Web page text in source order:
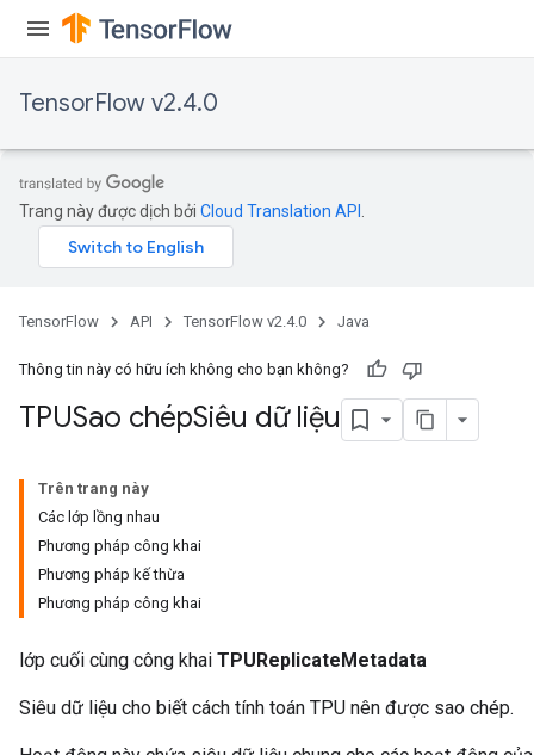
TensorFlow v2.4.0
Trang này được dịch bởi Cloud Translation API
TensorFlow API TensorFlow v2.4.0 Java
Thông tin này có hữu ích không cho bạn không?
TPUSao chépSiêu dữ liệu
Trên trang này
Các lớp lồng nhau
Phương pháp công khai
Phương pháp kế thừa
Phương pháp công khai
lớp cuối cùng công khai TPUReplicateMetadata
Siêu dữ liệu cho biết cách tính toán TPU nên được sao chép.